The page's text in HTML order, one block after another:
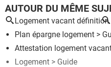
AUTOUR DU MÊME
Logement vacant définition
Plan épargne logement >
Attestation logement
Logement > Guide